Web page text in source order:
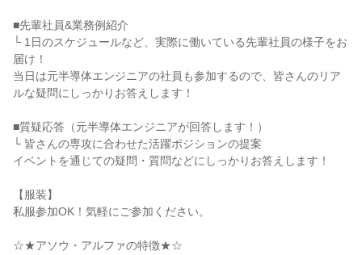
■先輩社員&業務例紹介
└ 1日のスケジュールなど、実際に働いている先輩社員の様子をお
届け！
当日は元半導体エンジニアの社員も参加するので、皆さんのリア
ルな疑問にしっかりお答えします！
■質疑応答（元半導体エンジニアが回答します！）
└ 皆さんの専攻に合わせた活躍ポジションの提案
イベントを通じての疑問・質問などにしっかりお答えします！
【服装】
私服参加OK！気軽にご参加ください。
☆★アソウ・アルファの特徴★☆